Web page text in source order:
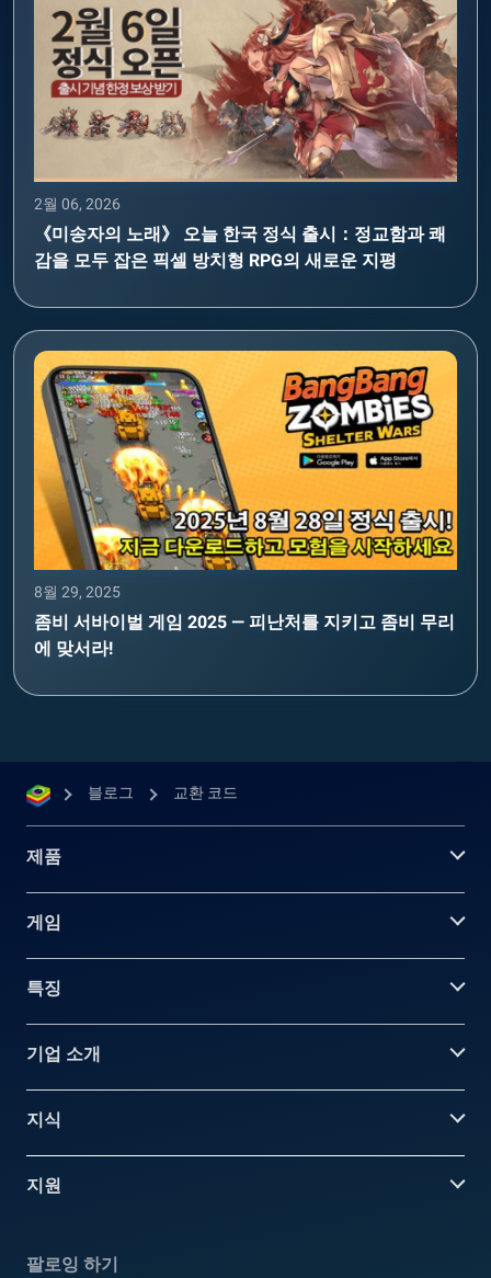
2월 06, 2026
《미송자의 노래》 오늘 한국 정식 출시：정교함과 쾌
감을 모두 잡은 픽셀 방치형 RPG의 새로운 지평
8월 29, 2025
좀비 서바이벌 게임 2025 — 피난처를 지키고 좀비 무리
에 맞서라!
블로그 교환 코드
제품
게임
특징
기업 소개
지식
지원
팔로잉 하기